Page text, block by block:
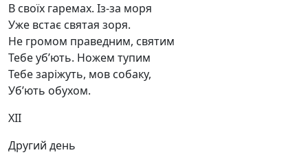
В своїх гаремах. Із-за моря
Уже встає святая зоря.
Не громом праведним, святим
Тебе уб’ють. Ножем тупим
Тебе заріжуть, мов собаку,
Уб’ють обухом.
XII
Другий день